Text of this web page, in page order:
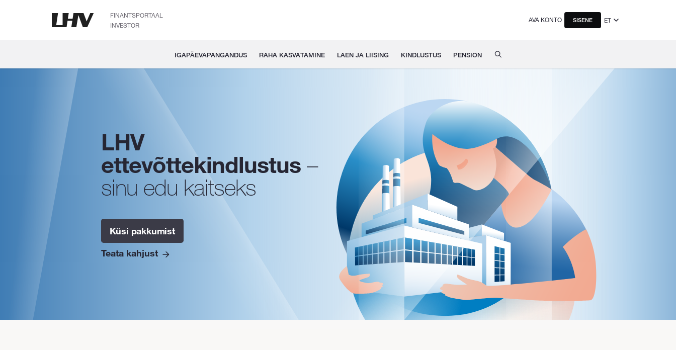
FINANTSPORTAAL
INVESTOR
AVA KONTO SISENE ET
IGAPÄEVAPANGANDUS RAHA KASVATAMINE LAEN JA LIISING KINDLUSTUS PENSION
LHV
ettevõttekindlustus–
sinu edu kaitseks
Küsi pakkumist
Teata kahjust